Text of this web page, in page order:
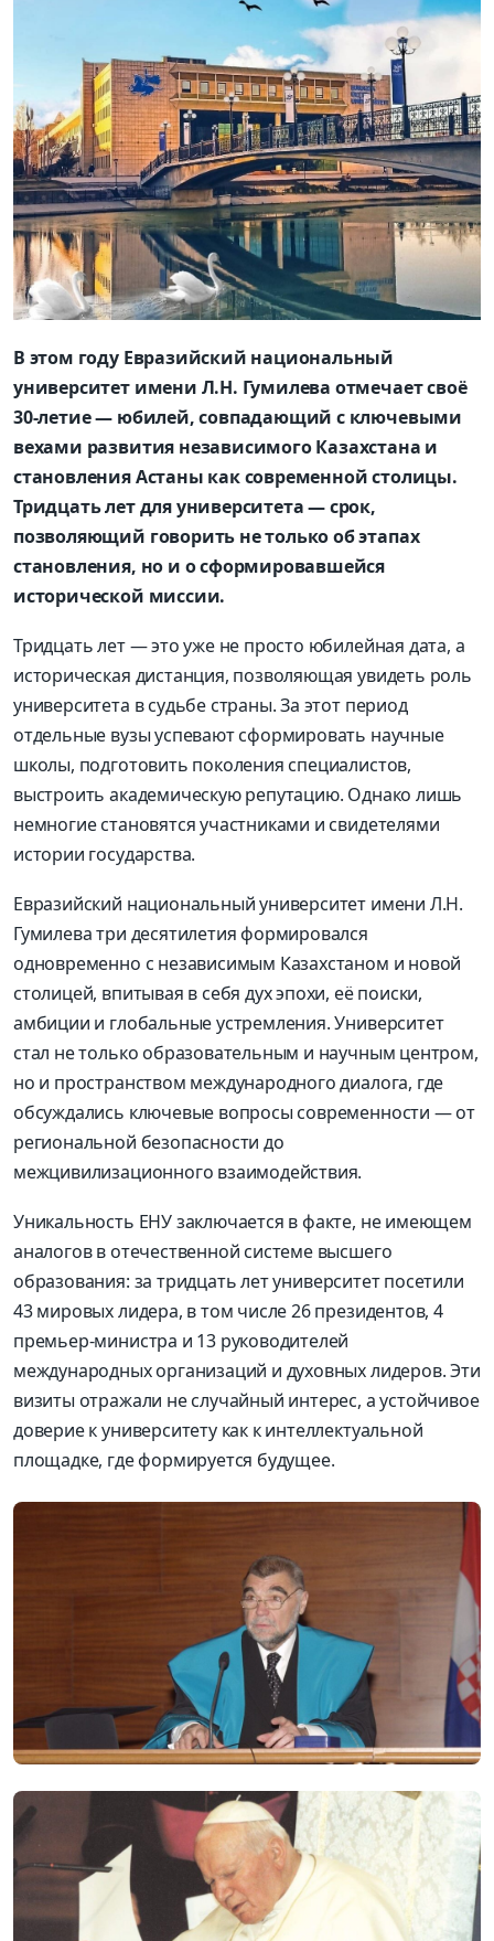
В этом году Евразийский национальный
университет имени Л.Н. Гумилева отмечает своё
30-летие — юбилей, совпадающий с ключевыми
вехами развития независимого Казахстана и
становления Астаны как современной столицы.
Тридцать лет для университета — срок,
позволяющий говорить не только об этапах
становления, но и о сформировавшейся
исторической миссии.
Тридцать лет — это уже не просто юбилейная дата, а
историческая дистанция, позволяющая увидеть роль
университета в судьбе страны. За этот период
отдельные вузы успевают сформировать научные
школы, подготовить поколения специалистов,
выстроить академическую репутацию. Однако лишь
немногие становятсяучастниками и свидетелями
истории государства.
Евразийский национальный университет имени Л.Н.
Гумилеватри десятилетия формировался
одновременно с независимым Казахстаном и новой
столицей, впитывая в себя дух эпохи, её поиски,
амбиции и глобальные устремления. Университет
стал не только образовательным и научным центром,
но и пространством международного диалога, где
обсуждались ключевые вопросы современности — от
региональной безопасности до
межцивилизационного взаимодействия.
Уникальность ЕНУ заключается в факте, не имеющем
аналогов в отечественной системе высшего
образования: за тридцатьлет университет посетили
43 мировых лидера, в том числе 26 президентов, 4
премьер-министра и 13 руководителей
международных организаций и духовныхлидеров. Эти
визиты отражали не случайный интерес, а устойчивое
доверие к университету как к интеллектуальной
площадке, где формируется будущее.